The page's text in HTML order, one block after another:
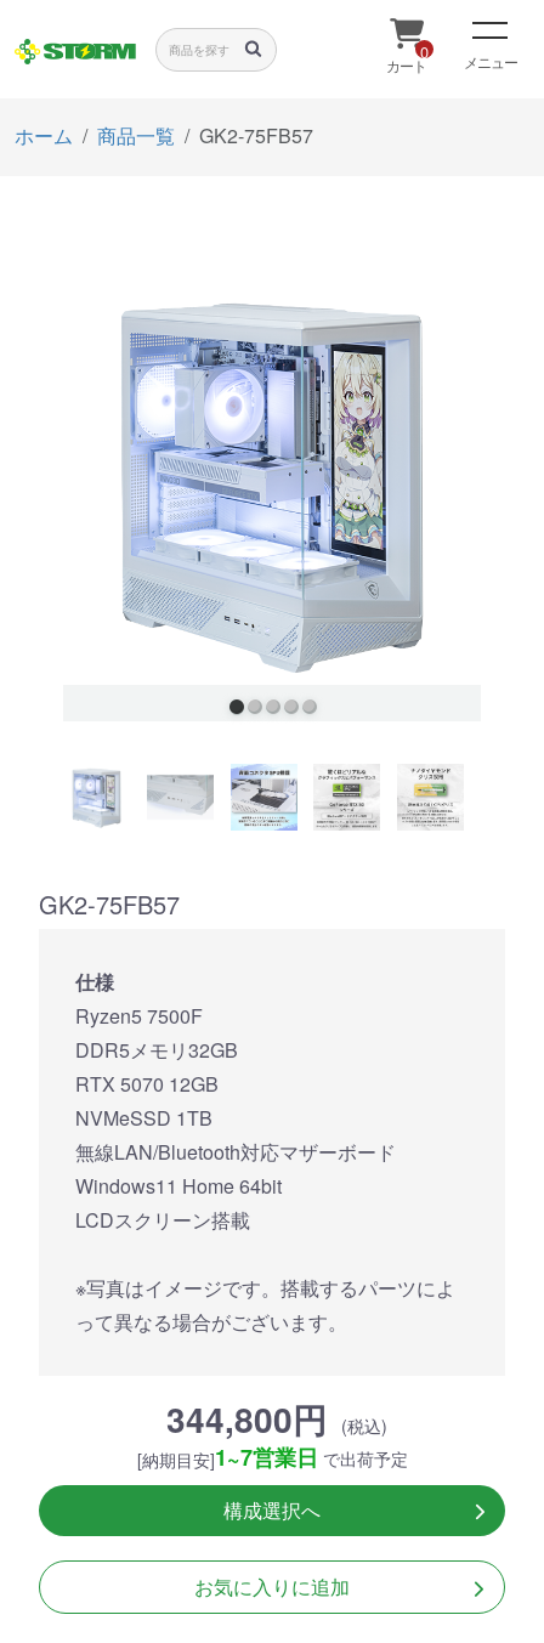
0
カート メニュー
ホーム 商品一覧 GK2-75FB57
GK2-75FB57
仕様
Ryzen5 7500F
DDR5メモリ32GB
RTX 5070 12GB
NVMeSSD 1TB
無線LAN/Bluetooth対応マザーボード
Windows11 Home 64bit
LCDスクリーン搭載
※写真はイメージです。搭載するパーツによ
って異なる場合がございます。
344,800円
(税込)
[納期目安]1~7営業日 で出荷予定
構成選択へ
お気に入りに追加